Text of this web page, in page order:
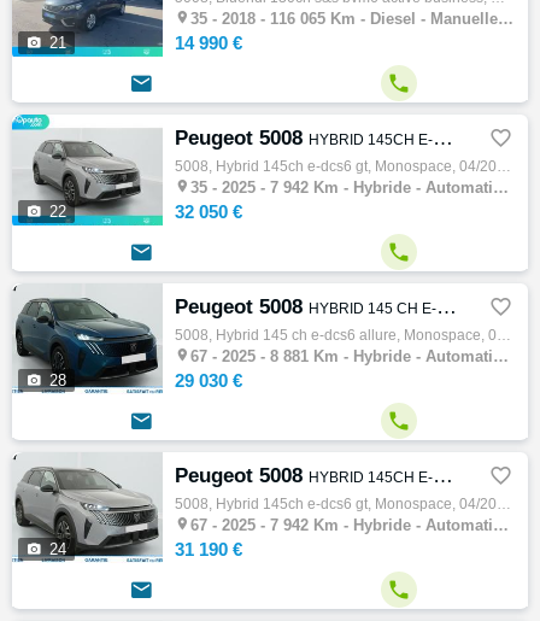
 21
 35 - 2018 - 116 065 Km - Diesel - Manuelle - Monospace
14 990 €
 
 22
Peugeot 5008 HYBRID 145CH E-DCS6 GT 
5008, Hybrid 145ch e-dcs6 gt, Monospace, 04/2025, 136ch, 7cv, 7942 km, 5 portes, 7 places, Hybride, Boite de vitesse automatique, Abs, Esp,…
 35 - 2025 - 7 942 Km - Hybride - Automatique - Monospace
32 050 €
 
 28
Peugeot 5008 HYBRID 145 CH E-DCS6 ALLURE 
5008, Hybrid 145 ch e-dcs6 allure, Monospace, 03/2025, 7cv, 8881 km, 5 portes, Hybride, Boite de vitesse automatique, Régulateur de vitesse…
 67 - 2025 - 8 881 Km - Hybride - Automatique - Monospace
29 030 €
 
 24
Peugeot 5008 HYBRID 145CH E-DCS6 GT 
5008, Hybrid 145ch e-dcs6 gt, Monospace, 04/2025, 7cv, 7942 km, 5 portes, Hybride, Boite de vitesse automatique, Régulateur de vitesse, Gps…
 67 - 2025 - 7 942 Km - Hybride - Automatique - Monospace
31 190 €
 